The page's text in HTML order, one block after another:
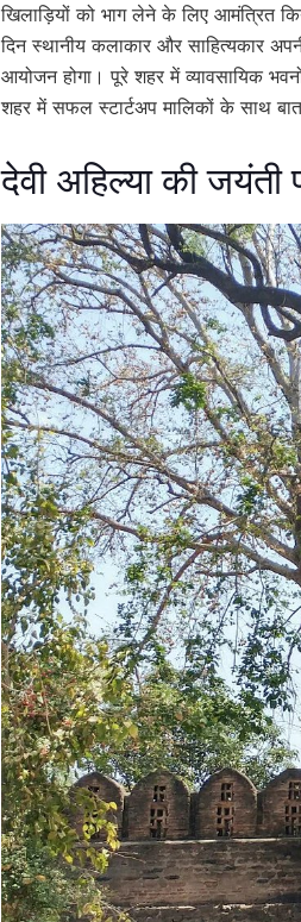
खिलाड़ियों को भाग लेने के लिए आमंत्रित
दिन स्थानीय कलाकार और साहित्यकार
आयोजन होगा। पूरे शहर में व्यावसायिक
शहर में सफल स्टार्टअप मालिकों के साथ
देवी अहिल्या की